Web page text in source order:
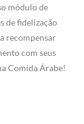
módulo de
de fidelização
recompensar
com seus
Comida Árabe!